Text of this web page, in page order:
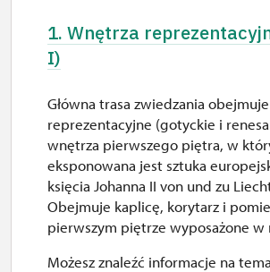
1. Wnętrza
I)
Główna trasa zwiedzania obejmuje
reprezentacyjne (gotyckie i
wnętrza pierwszego piętra, w
eksponowana jest sztuka
księcia Johanna II von und zu
Obejmuje kaplicę, korytarz i
pierwszym piętrze wyposażone w
Możesz znaleźć informacje na